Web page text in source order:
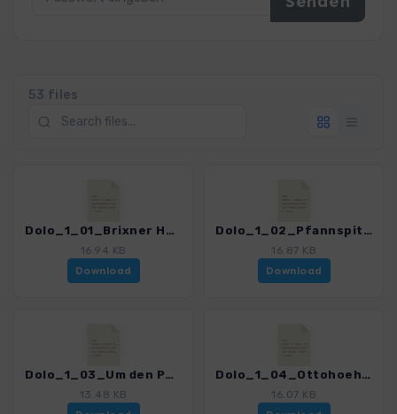
53 files
Dolo_1_01_Brixner Hoehenweg.gpx
16.94 KB
Download
Dolo_1_02_Pfannspitze-Gabler.gpx
16.87 KB
Download
Dolo_1_03_Um den Peitlerkofel.gpx
13.48 KB
Dolo_1_04_Ottohoehe-Wolfsgrube.gpx
16.07 KB